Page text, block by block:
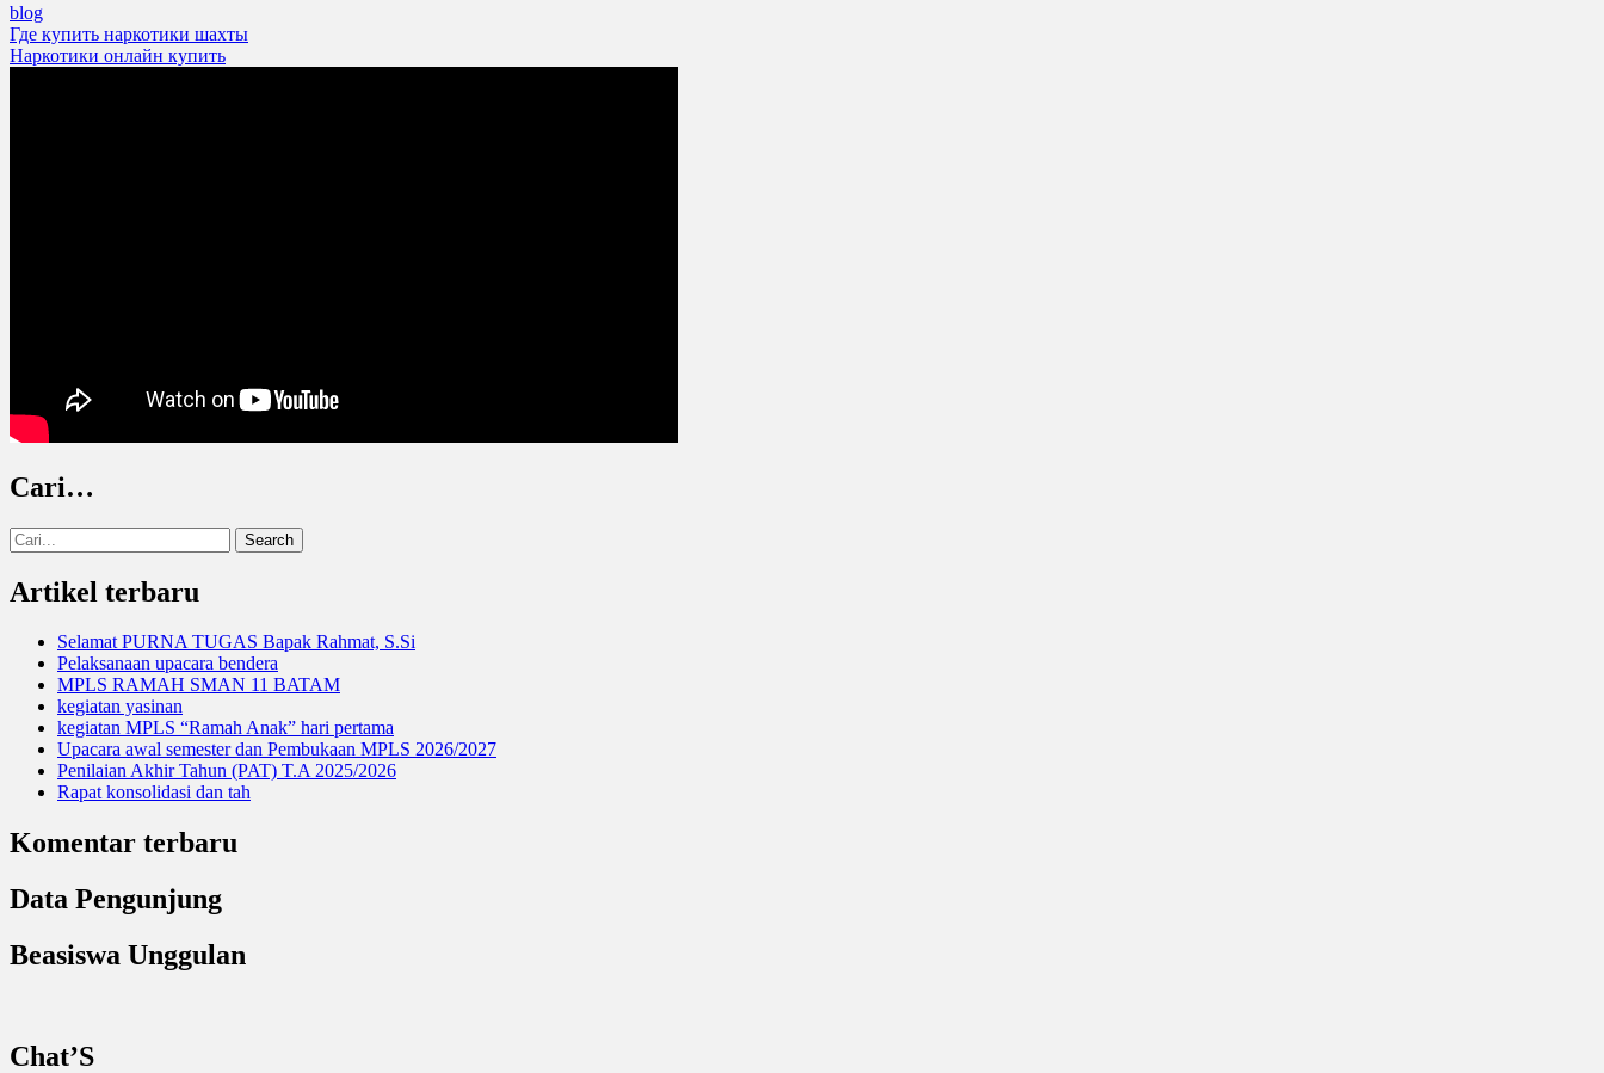
blog
Post
navigation
Где купить наркотики шахты
Наркотики онлайн купить
Cari…
Search
for:
Artikel terbaru
Selamat PURNA TUGAS Bapak Rahmat, S.Si
Pelaksanaan upacara bendera
MPLS RAMAH SMAN 11 BATAM
kegiatan yasinan
kegiatan MPLS “Ramah Anak” hari pertama
Upacara awal semester dan Pembukaan MPLS 2026/2027
Penilaian Akhir Tahun (PAT) T.A 2025/2026
Rapat konsolidasi dan tah
Komentar terbaru
Data Pengunjung
Beasiswa Unggulan
Chat’S